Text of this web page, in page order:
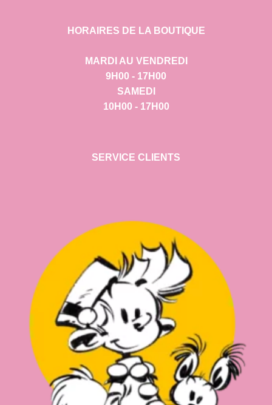
HORAIRES DE LA BOUTIQUE
MARDI AU VENDREDI
9H00 - 17H00
SAMEDI
10H00 - 17H00
SERVICE CLIENTS